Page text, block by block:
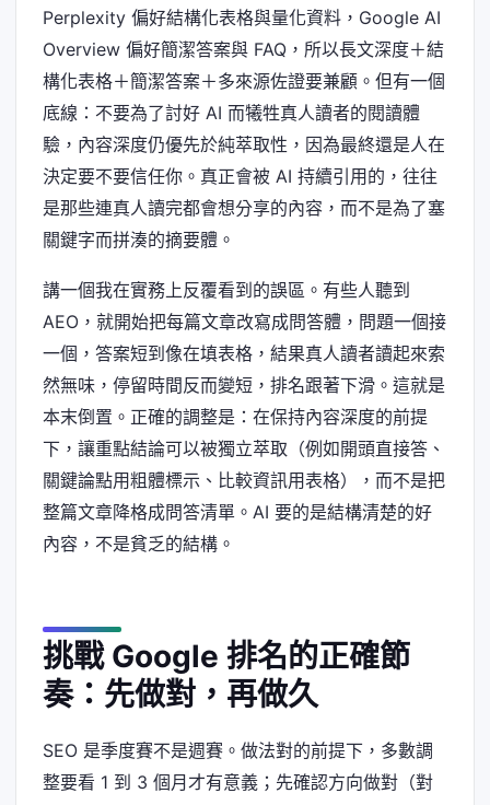
Perplexity 偏好結構化表格與量化資料，Google AI
Overview 偏好簡潔答案與 FAQ，所以長文深度＋結
構化表格＋簡潔答案＋多來源佐證要兼顧。但有一個
底線：不要為了討好 AI 而犧牲真人讀者的閱讀體
驗，內容深度仍優先於純萃取性，因為最終還是人在
決定要不要信任你。真正會被 AI 持續引用的，往往
是那些連真人讀完都會想分享的內容，而不是為了塞
關鍵字而拼湊的摘要體。
講一個我在實務上反覆看到的誤區。有些人聽到
AEO，就開始把每篇文章改寫成問答體，問題一個接
一個，答案短到像在填表格，結果真人讀者讀起來索
然無味，停留時間反而變短，排名跟著下滑。這就是
本末倒置。正確的調整是：在保持內容深度的前提
下，讓重點結論可以被獨立萃取（例如開頭直接答、
關鍵論點用粗體標示、比較資訊用表格），而不是把
整篇文章降格成問答清單。AI 要的是結構清楚的好
內容，不是貧乏的結構。
挑戰 Google 排名的正確節
奏：先做對，再做久
SEO 是季度賽不是週賽。做法對的前提下，多數調
整要看 1 到 3 個月才有意義；先確認方向做對（對